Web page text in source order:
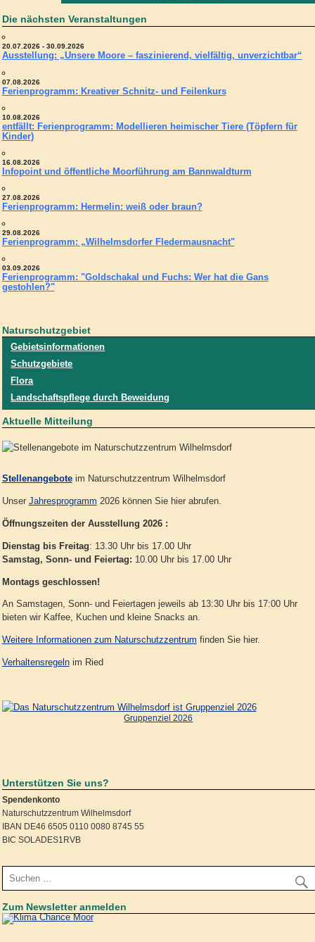
Die nächsten Veranstaltungen
20.07.2026 - 30.09.2026
Ausstellung: „Unsere Moore – faszinierend, vielfältig, unverzichtbar“
07.08.2026
Ferienprogramm: Kreativer Schnitz- und Feilenkurs
10.08.2026
entfällt: Ferienprogramm: Modellieren heimischer Tiere (Töpfern für
Kinder)
16.08.2026
Infopoint und öffentliche Moorführung am Bannwaldturm
27.08.2026
Ferienprogramm: Hermelin: weiß oder braun?
29.08.2026
Ferienprogramm: „Wilhelmsdorfer Fledermausnacht"
03.09.2026
Ferienprogramm: "Goldschakal und Fuchs: Wer hat die Gans
gestohlen?"
Naturschutzgebiet
Gebietsinformationen
Schutzgebiete
Flora
Landschaftspflege durch Beweidung
Aktuelle Mitteilung
Stellenangeboteim Naturschutzzentrum Wilhelmsdorf
Unser Jahresprogramm 2026 können Sie hier abrufen.
Öffnungszeiten der Ausstellung 2026 :
Dienstag bis Freitag: 13.30 Uhr bis 17.00 Uhr
Samstag, Sonn- und Feiertag: 10.00 Uhr bis 17.00 Uhr
Montags geschlossen!
An Samstagen, Sonn- und Feiertagen jeweils ab 13:30 Uhr bis 17:00 Uhr
bieten wir Kaffee, Kuchen und kleine Snacks an.
Weitere Informationen zum Naturschutzzentrum finden Sie hier.
Verhaltensregelnim Ried
Gruppenziel 2026
Unterstützen Sie uns?
Spendenkonto
Naturschutzzentrum Wilhelmsdorf
IBAN DE46 6505 0110 0080 8745 55
BIC SOLADES1RVB
Zum Newsletter anmelden